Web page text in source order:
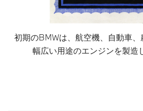
初期のBMWは、航空機、自動車
幅広い用途のエンジンを製造